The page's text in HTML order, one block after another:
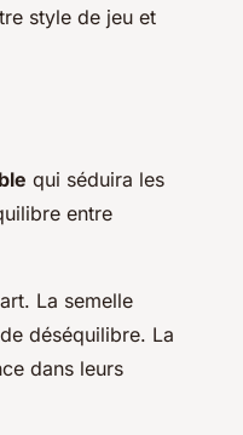
style de jeu et
qui séduira les
entre
La semelle
déséquilibre. La
dans leurs